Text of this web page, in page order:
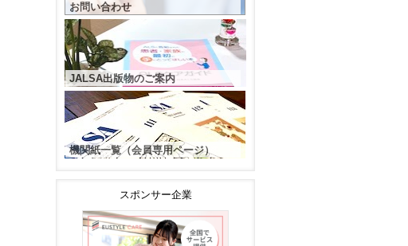
お問い合わせ
JALSA出版物のご案内
機関紙一覧（会員専用ページ）
スポンサー企業